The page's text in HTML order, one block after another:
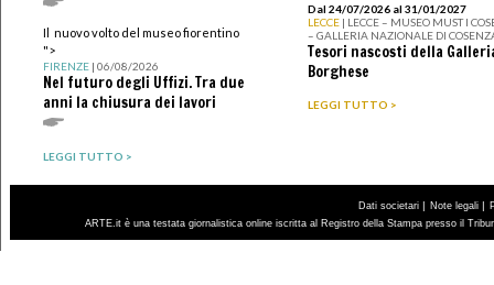
Il nuovo volto del museo fiorentino
">
FIRENZE| 06/08/2026
Nel futuro degli Uffizi. Tra due
anni la chiusura dei lavori
LEGGI TUTTO >
Dal 24/07/2026 al 31/01/2027
LECCE | LECCE – MUSEO MUST I
– GALLERIA NAZIONALE DI
Tesori nascosti della
Borghese
LEGGI TUTTO >
Dati societari | Note legali |
ARTE.it è una testata giornalistica online iscritta al Registro della Stampa presso il